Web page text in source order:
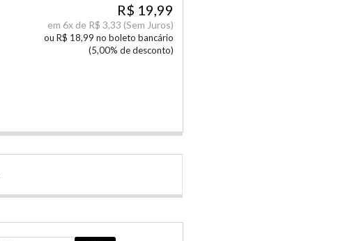
R$ 19,99
em 6x de R$ 3,33 (Sem Juros)
ou R$ 18,99 no boleto bancário
(5,00% de desconto)